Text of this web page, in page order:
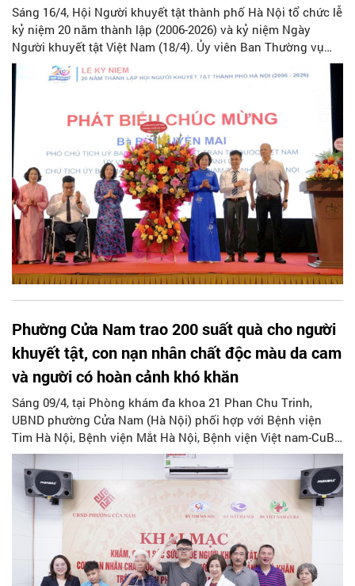
Sáng 16/4, Hội Người khuyết tật thành phố Hà Nội tổ chức lễ
kỷ niệm 20 năm thành lập (2006-2026) và kỷ niệm Ngày
Người khuyết tật Việt Nam (18/4). Ủy viên Ban Thường vụ
Thành ủy, Chủ tịch Ủy ban MTTQ Việt Nam thành phố Bùi
Huyền Mai tham dự.
Phường Cửa Nam trao 200 suất quà cho người
khuyết tật, con nạn nhân chất độc màu da cam
và người có hoàn cảnh khó khăn
Sáng 09/4, tại Phòng khám đa khoa 21 Phan Chu Trinh,
UBND phường Cửa Nam (Hà Nội) phối hợp với Bệnh viện
Tim Hà Nội, Bệnh viện Mắt Hà Nội, Bệnh viện Việt nam-CuBa
tổ chức khám, chăm sóc sức khỏe người khuyết tật, người
hộ cận nghèo và con nạn nhân chất độc da cam trên địa bàn
năm 2026.